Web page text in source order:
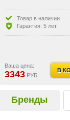
Товар в наличии
Гарантия: 5 лет
Ваша цена:
3343 РУБ.
В
Бренды